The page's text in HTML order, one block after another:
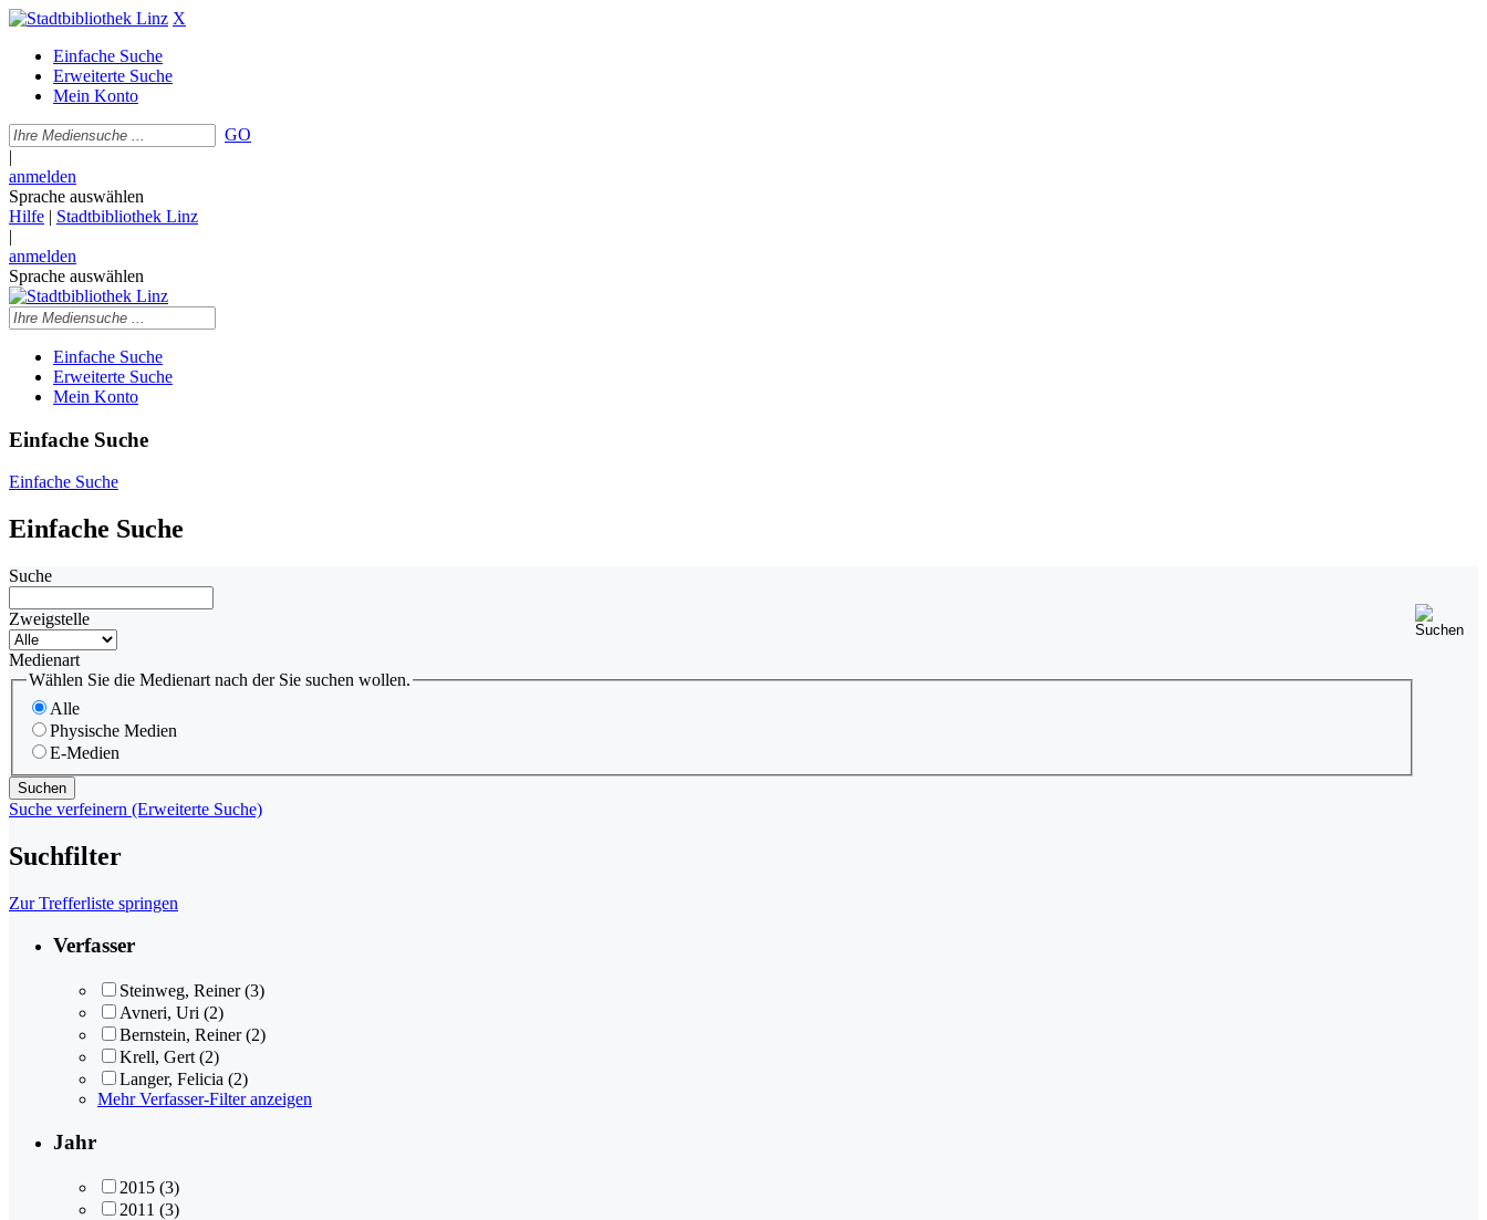
X
Einfache Suche
Erweiterte Suche
Mein Konto
GO
|
anmelden
Sprache auswählen
Hilfe | Stadtbibliothek Linz
|
anmelden
Sprache auswählen
Einfache Suche
Erweiterte Suche
Mein Konto
Einfache Suche
Einfache Suche
Einfache Suche
Suche
Zweigstelle
Medienart
Wählen Sie die Medienart nach der Sie suchen wollen.
Alle
Physische Medien
E-Medien
Suche verfeinern (Erweiterte Suche)
Suchfilter
Zur Trefferliste springen
Verfasser
Steinweg, Reiner (3)
Avneri, Uri (2)
Bernstein, Reiner (2)
Krell, Gert (2)
Langer, Felicia (2)
Mehr Verfasser-Filter anzeigen
Jahr
2015 (3)
2011 (3)